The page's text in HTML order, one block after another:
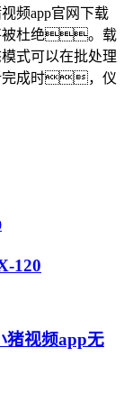
app官网下载
被杜绝。载
式可以在批处理
完成时，仪
120
猪视频app无